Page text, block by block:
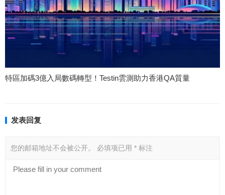
特區加碼3億入局數碼轉型！Testin雲測助力香港QA質量
发表回复
您的邮箱地址不会被公开。 必填项已用 * 标注